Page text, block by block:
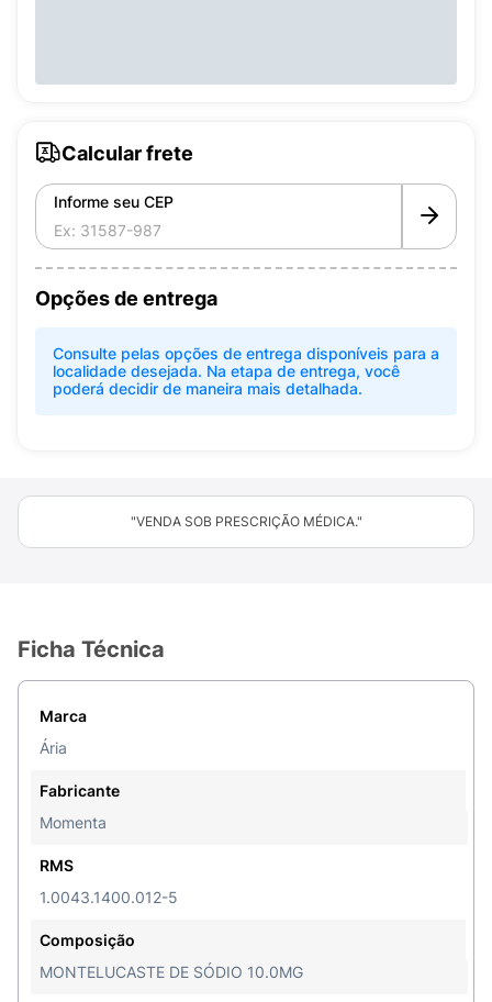
Calcular frete
Informe seu CEP
Opções de entrega
Consulte pelas opções de entrega disponíveis para a
localidade desejada. Na etapa de entrega, você
poderá decidir de maneira mais detalhada.
"VENDA SOB PRESCRIÇÃO MÉDICA."
Ficha Técnica
Marca
Ária
Fabricante
Momenta
RMS
1.0043.1400.012-5
Composição
MONTELUCASTE DE SÓDIO 10.0MG